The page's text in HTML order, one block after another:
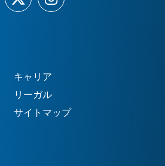
キャリア
リーガル
サイトマップ
TwitterInstagram